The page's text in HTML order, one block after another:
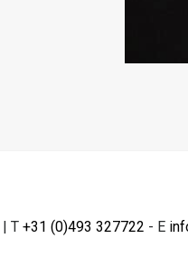
T +31 (0)493 327722 - E